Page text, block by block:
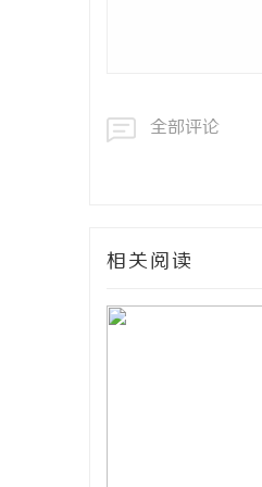
全部评论
相关阅读